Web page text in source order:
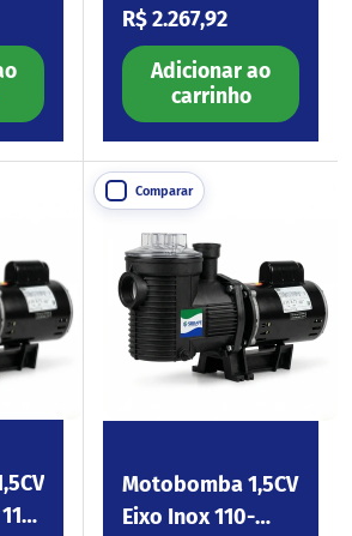
Preço normal
R$ 2.267,92
Adicionar ao
carrinho
Comparar
Motobomba 1,5CV
Eixo Inox 110-